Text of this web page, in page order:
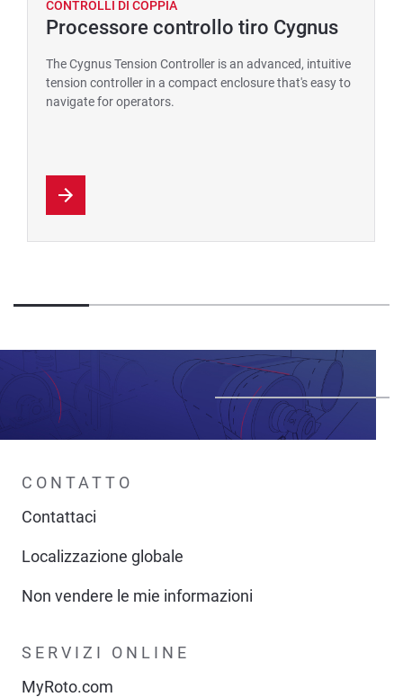
CONTROLLI DI COPPIA
Processore controllo tiro Cygnus
The Cygnus Tension Controller is an advanced, intuitive
tension controller in a compact enclosure that's easy to
navigate for operators.
CONTATTO
Contattaci
Localizzazione globale
Non vendere le mie informazioni
SERVIZI ONLINE
MyRoto.com